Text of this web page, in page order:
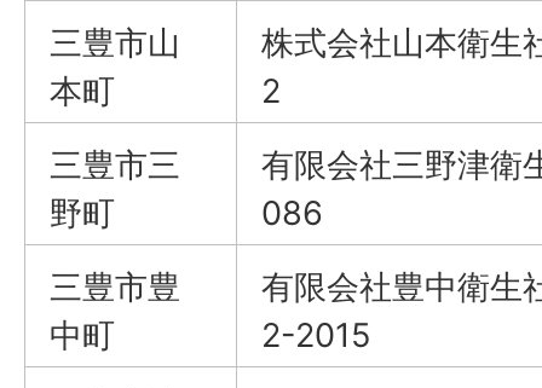
三豊市山
本町
株式会社山本衛
2
三豊市三
野町
有限会社三野津
086
三豊市豊
中町
有限会社豊中衛
2-2015